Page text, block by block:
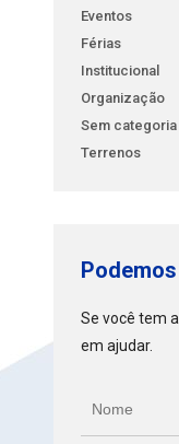
Eventos
Férias
Institucional
Organização
Sem categoria
Terrenos
Se você tem
em ajudar.